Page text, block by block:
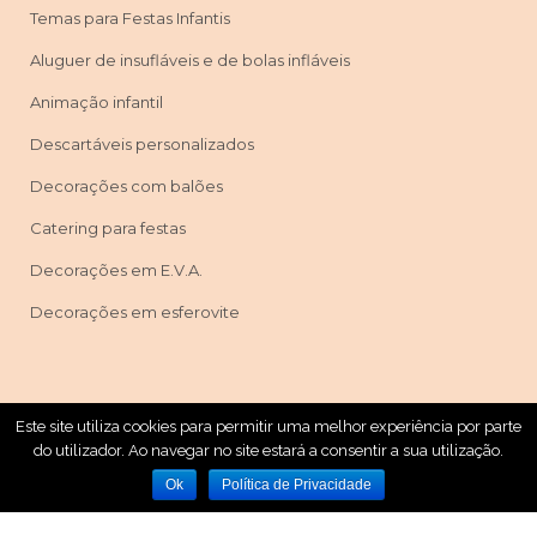
Temas para Festas Infantis
Aluguer de insufláveis e de bolas infláveis
Animação infantil
Descartáveis personalizados
Decorações com balões
Catering para festas
Decorações em E.V.A.
Decorações em esferovite
Máscaras & Festas © Copyright 2019 | Powered By
WebSystems
Em Caso De Litígio O Consumidor Pode Recorrer A Uma
Entidade De Resolução Alternativa De Litígios De
Este site utiliza cookies para permitir uma melhor experiência por parte
do utilizador. Ao navegar no site estará a consentir a sua utilização.
Ok Política de Privacidade